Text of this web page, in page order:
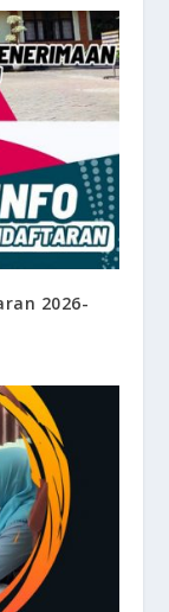
2026-